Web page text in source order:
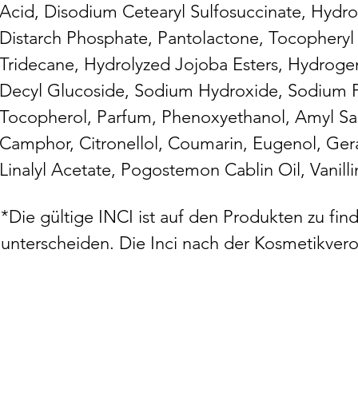
Acid, Disodium Cetearyl Sulfosuccinate,
Distarch Phosphate, Pantolactone,
Tridecane, Hydrolyzed Jojoba Esters,
Decyl Glucoside, Sodium Hydroxide, Sodium
Tocopherol, Parfum, Phenoxyethanol, Amyl
Camphor, Citronellol, Coumarin, Eugenol,
Linalyl Acetate, Pogostemon Cablin Oil,
*Die gültige INCI ist auf den Produkten zu
unterscheiden. Die Inci nach der